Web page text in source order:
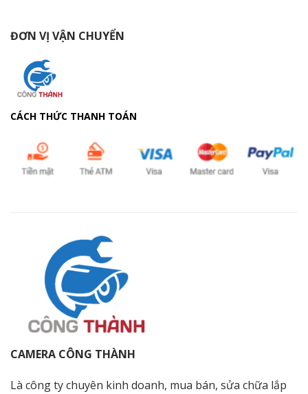
ĐƠN VỊ VẬN CHUYỂN
CÁCH THỨC THANH TOÁN
CAMERA CÔNG THÀNH
Là công ty chuyên kinh doanh, mua bán, sửa chữa lắp